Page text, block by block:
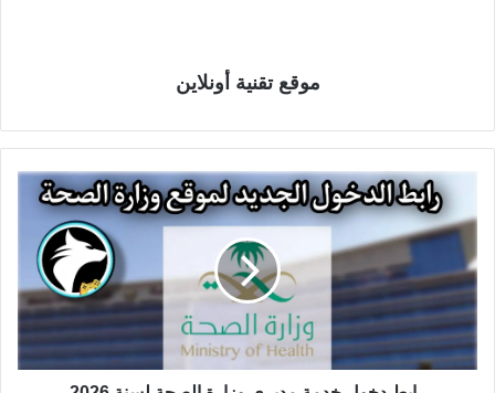
موقع تقنية أونلاين